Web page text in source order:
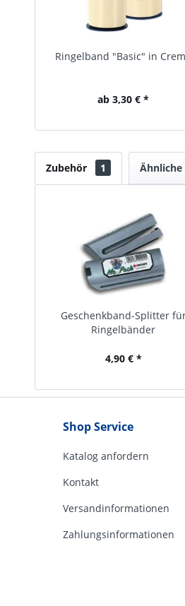
Ringelband "Basic" in
ab 3,30 € *
Zubehör 1
Geschenkband-Splitter
Ringelbänder
4,90 € *
Shop Service
Katalog anfordern
Kontakt
Versandinformationen
Zahlungsinformationen